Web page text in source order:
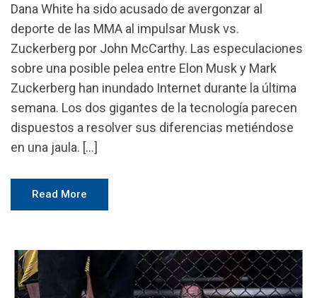
Dana White ha sido acusado de avergonzar al
deporte de las MMA al impulsar Musk vs.
Zuckerberg por John McCarthy. Las especulaciones
sobre una posible pelea entre Elon Musk y Mark
Zuckerberg han inundado Internet durante la última
semana. Los dos gigantes de la tecnología parecen
dispuestos a resolver sus diferencias metiéndose
en una jaula. […]
Read More